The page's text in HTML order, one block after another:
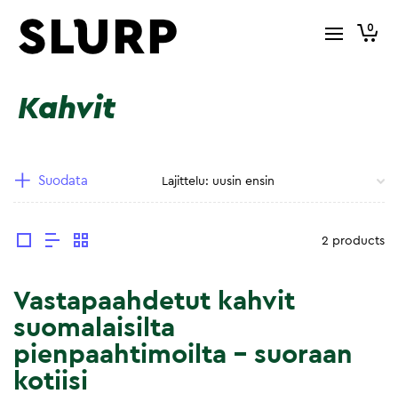
0
Kahvit
Suodata
2 products
Vastapaahdetut kahvit
suomalaisilta
pienpaahtimoilta – suoraan
kotiisi